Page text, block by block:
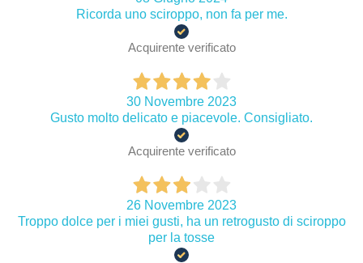
Ricorda uno sciroppo, non fa per me.
Acquirente verificato
30 Novembre 2023
Gusto molto delicato e piacevole. Consigliato.
Acquirente verificato
26 Novembre 2023
Troppo dolce per i miei gusti, ha un retrogusto di sciroppo
per la tosse